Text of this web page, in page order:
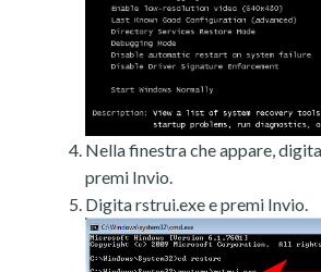
Nella finestra che appare,
premi Invio.
Digita rstrui.exe e premi Invio.